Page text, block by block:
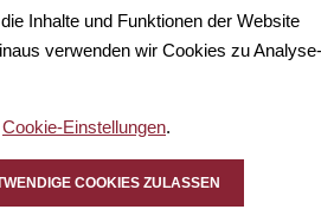
Inhalte und Funktionen der Website
verwenden wir Cookies zu Analyse-
Cookie-Einstellungen.
COOKIES ZULASSEN